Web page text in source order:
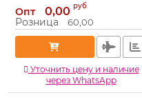
Артикул: 146385
Опт 0,00 руб
Розница 60,00
Уточнить цену и наличие
через WhatsApp